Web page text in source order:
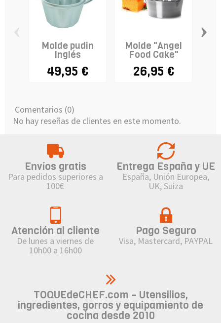
Molde pudin
Inglés
49,95 €
Molde "Angel
Food Cake"
26,95 €
›
Comentarios (0)
No hay reseñas de clientes en este momento.
Envíos gratis
Para pedidos superiores a
100€
Entrega España y UE
España, Unión Europea,
UK, Suiza
Atención al cliente
De lunes a viernes de
10h00 a 16h00
Pago Seguro
Visa, Mastercard, PAYPAL
TOQUEdeCHEF.com – Utensilios,
ingredientes, gorros y equipamiento de
cocina desde 2010